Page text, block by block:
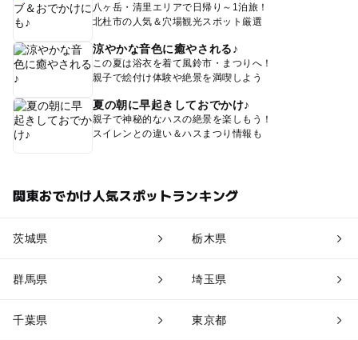
八ヶ岳・清里エリアで日帰り～1泊旅！
北杜市の人気＆穴場観光スポット厳選
涼やかな音色に癒やされる♪
この夏は浴衣を着て風鈴市・まつりへ！
親子で絵付け体験や絶景を満喫しよう
夏の朝に早起きしておでかけ♪
親子で神秘的なハスの絶景を楽しもう！
スイレンとの違い＆ハスまつり情報も
関東おでかけ人気スポットランキング
茨城県 栃木県
群馬県 埼玉県
千葉県 東京都